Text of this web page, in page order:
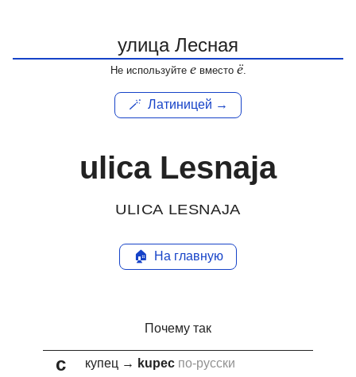
Не используйте евместо ё.
🪄 Латиницей →
ulica Lesnaja
ULICA LESNAJA
🏠 На главную
Почему так
c купец → kupec по-русски